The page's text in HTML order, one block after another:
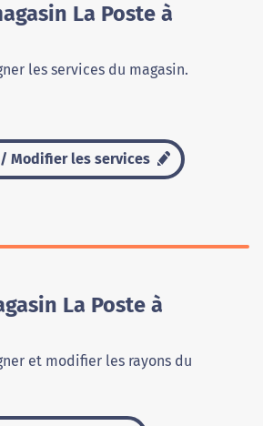
La Poste à
les services du magasin.
Modifier les services
La Poste à
et modifier les rayons du